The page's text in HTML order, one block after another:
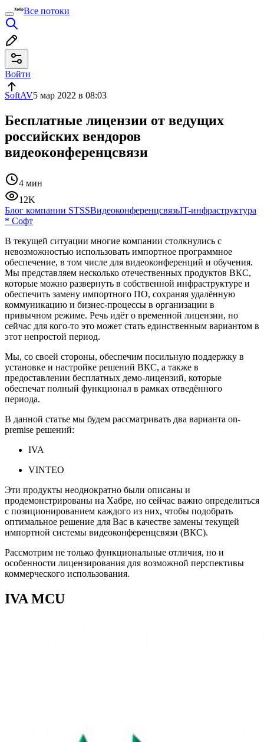
Все потоки
Войти
SoftAV5 мар 2022 в 08:03
Бесплатные лицензии от ведущих
российских вендоров
видеоконференцсвязи
4 мин
12K
Блог компании STSSВидеоконференцсвязьIT-инфраструктура
* Софт
В текущей ситуации многие компании столкнулись с
невозможностью использовать импортное программное
обеспечение, в том числе для видеоконференций и обучения.
Мы представляем несколько отечественных продуктов ВКС,
которые можно развернуть в собственной инфраструктуре и
обеспечить замену импортного ПО, сохраняя удалённую
коммуникацию и бизнес-процессы в организации в
привычном режиме. Речь идёт о временной лицензии, но
сейчас для кого-то это может стать единственным вариантом в
этот непростой период.
Мы, со своей стороны, обеспечим посильную поддержку в
установке и настройке решений ВКС, а также в
предоставлении бесплатных демо-лицензий, которые
обеспечат полный функционал в рамках отведённого
периода.
В данной статье мы будем рассматривать два варианта on-
premise решений:
IVA
VINTEO
Эти продукты неоднократно были описаны и
продемонстрированы на Хабре, но сейчас важно определиться
с позиционированием каждого из них, чтобы подобрать
оптимальное решение для Вас в качестве замены текущей
импортной системы видеоконференцсвязи (ВКС).
Рассмотрим не только функциональные отличия, но и
особенности лицензирования для возможной перспективы
коммерческого использования.
IVA MCU